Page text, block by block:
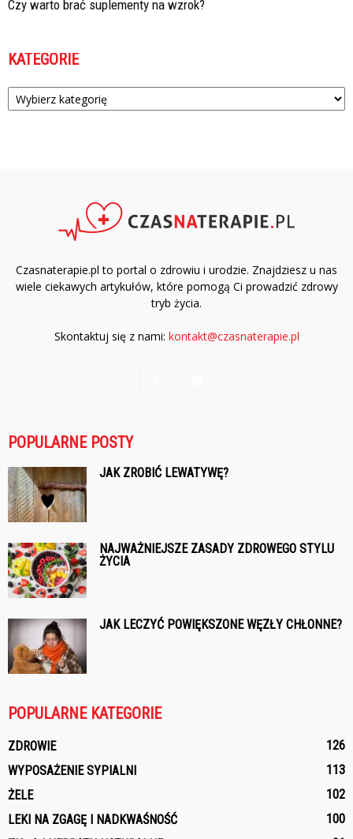
Czy warto brać suplementy na wzrok?
KATEGORIE
Kategorie
Czasnaterapie.pl to portal o zdrowiu i urodzie. Znajdziesz u nas
wiele ciekawych artykułów, które pomogą Ci prowadzić zdrowy
tryb życia.
Skontaktuj się z nami: kontakt@czasnaterapie.pl
POPULARNE POSTY
JAK ZROBIĆ LEWATYWĘ?
NAJWAŻNIEJSZE ZASADY ZDROWEGO STYLU
ŻYCIA
JAK LECZYĆ POWIĘKSZONE WĘZŁY CHŁONNE?
POPULARNE KATEGORIE
ZDROWIE
126
WYPOSAŻENIE SYPIALNI
113
ŻELE
102
LEKI NA ZGAGĘ I NADKWAŚNOŚĆ
100